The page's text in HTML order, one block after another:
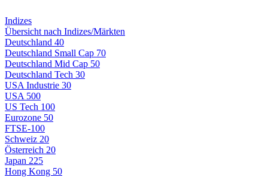
Indizes
Übersicht nach Indizes/Märkten
Deutschland 40
Deutschland Small Cap 70
Deutschland Mid Cap 50
Deutschland Tech 30
USA Industrie 30
USA 500
US Tech 100
Eurozone 50
FTSE-100
Schweiz 20
Österreich 20
Japan 225
Hong Kong 50